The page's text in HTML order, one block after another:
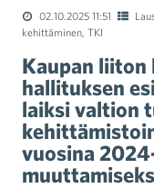
02.10.2025 11:51
kehittäminen, TKI
Kaupan liiton
hallituksen
laiksi valtion
vuosina